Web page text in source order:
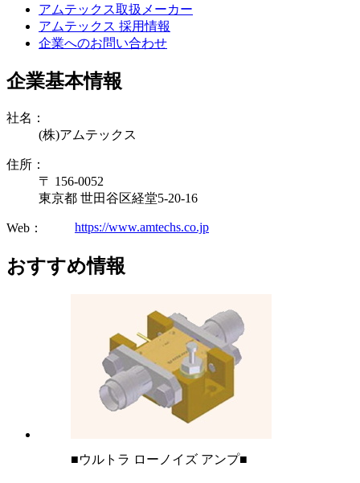
アムテックス取扱メーカー
アムテックス 採用情報
企業へのお問い合わせ
企業基本情報
社名：
(株)アムテックス
住所：
〒 156-0052
東京都 世田谷区経堂5-20-16
Web： https://www.amtechs.co.jp
おすすめ情報
■ウルトラ ローノイズ アンプ■